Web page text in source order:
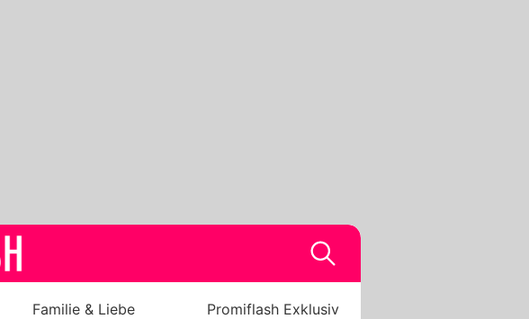
Familie & Liebe Promiflash Exklusiv